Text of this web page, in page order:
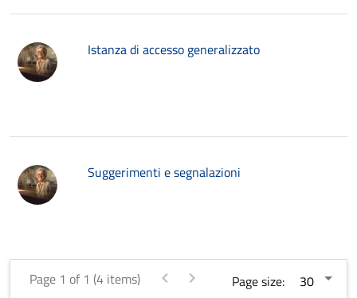
Istanza di accesso generalizzato
Suggerimenti e segnalazioni
Page 1 of 1 (4 items) Page size: